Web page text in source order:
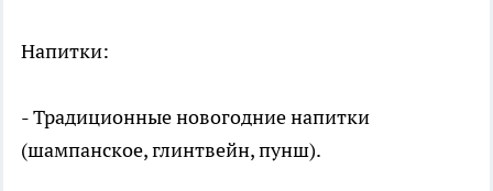
Напитки:
- Традиционные новогодние напитки
(шампанское, глинтвейн, пунш).